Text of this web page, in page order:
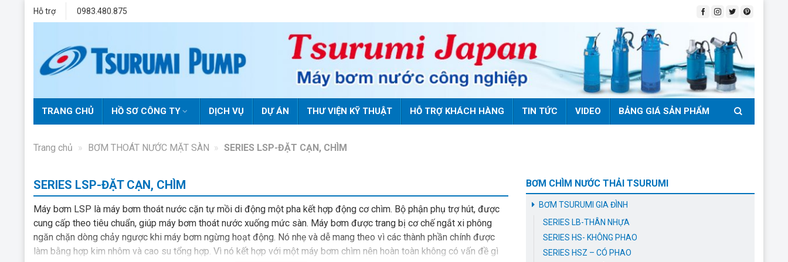
Hỗ trợ 0983.480.875
TRANG CHỦ HỒ SƠ CÔNG TY DỊCH VỤ DỰ ÁN THƯ VIỆN KỸ THUẬT HỖ TRỢ KHÁCH HÀNG TIN TỨC VIDEO BẢNG GIÁ SẢN PHẨM
Trang chủ » BƠM THOÁT NƯỚC MẶT SÀN » SERIES LSP-ĐẶT CẠN, CHÌM
SERIES LSP-ĐẶT CẠN, CHÌM
Máy bơm LSP là máy bơm thoát nước cặn tự mồi di động một pha kết hợp động cơ chìm. Bộ phận phụ trợ hút, được
cung cấp theo tiêu chuẩn, giúp máy bơm thoát nước xuống mức sàn. Máy bơm được trang bị cơ chế ngắt xi phông
ngăn chặn dòng chảy ngược khi máy bơm ngừng hoạt động. Nó nhẹ và dễ mang theo vì các thành phần chính được
làm bằng hợp kim nhôm và cao su tổng hợp. Vì nó kết hợp với một máy bơm chìm nên hoàn toàn không có vấn đề gì
BƠM CHÌM NƯỚC THẢI TSURUMI
BƠM TSURUMI GIA ĐÌNH
SERIES LB-THÂN NHỰA
SERIES HS- KHÔNG PHAO
SERIES HSZ – CÓ PHAO